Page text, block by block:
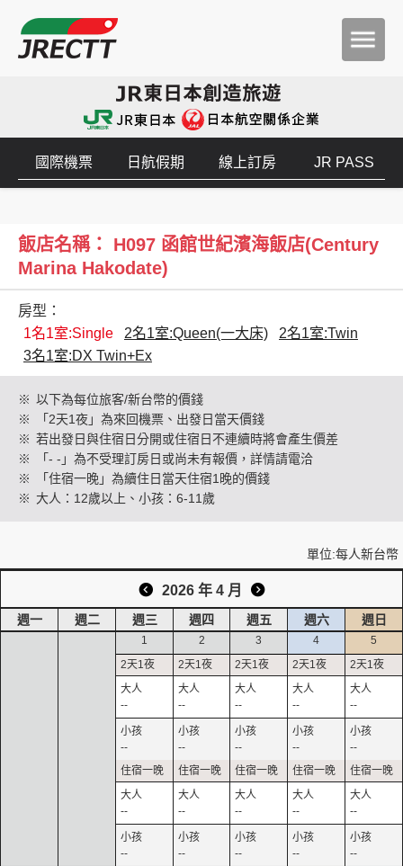
創造旅遊
國際機票 日航假期 線上訂房 JR PASS
飯店名稱： H097 函館世紀濱海飯店(Century
Marina Hakodate)
房型：
1名1室:Single
2名1室:Queen(一大床)
2名1室:Twin
3名1室:DX Twin+Ex
※ 以下為每位旅客/新台幣的價錢
※
「2天1夜」為來回機票、出發日當天價錢
※ 若出發日與住宿日分開或住宿日不連續時將會產生價差
※
「- -」為不受理訂房日或尚未有報價，詳情請電洽
※
「住宿一晚」為續住日當天住宿1晚的價錢
※ 大人：12歲以上、小孩：6-11歲
單位:每人新台幣
2026 年 4 月
週一 週二 週三 週四 週五 週六 週日
1
--
--
--
--
2
--
--
--
--
3
--
--
--
--
4
--
--
--
--
5
--
--
--
--